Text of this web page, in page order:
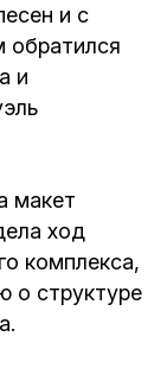
и с
обратился
и
макет
ход
комплекса,
о структуре